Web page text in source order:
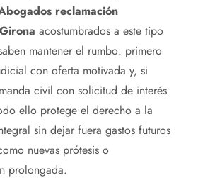
reclamación
acostumbrados a este tipo
mantener el rumbo: primero
con oferta motivada y, si
civil con solicitud de interés
ello protege el derecho a la
sin dejar fuera gastos futuros
nuevas prótesis o
prolongada.